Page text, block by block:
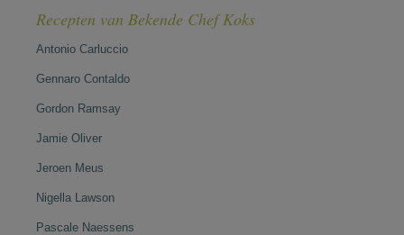
Recepten van Bekende Chef Koks
Antonio Carluccio
Gennaro Contaldo
Gordon Ramsay
Jamie Oliver
Jeroen Meus
Nigella Lawson
Pascale Naessens